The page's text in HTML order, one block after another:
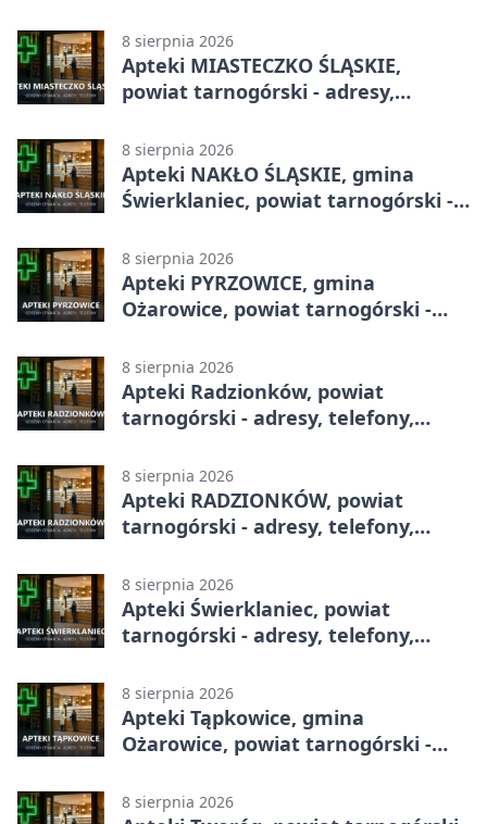
8 sierpnia 2026
Apteki MIASTECZKO ŚLĄSKIE,
powiat tarnogórski - adresy,
8 sierpnia 2026
Apteki NAKŁO ŚLĄSKIE, gmina
Świerklaniec, powiat tarnogórski -
8 sierpnia 2026
Apteki PYRZOWICE, gmina
Ożarowice, powiat tarnogórski -
8 sierpnia 2026
Apteki Radzionków, powiat
tarnogórski - adresy, telefony,
8 sierpnia 2026
Apteki RADZIONKÓW, powiat
tarnogórski - adresy, telefony,
8 sierpnia 2026
Apteki Świerklaniec, powiat
tarnogórski - adresy, telefony,
8 sierpnia 2026
Apteki Tąpkowice, gmina
Ożarowice, powiat tarnogórski -
8 sierpnia 2026